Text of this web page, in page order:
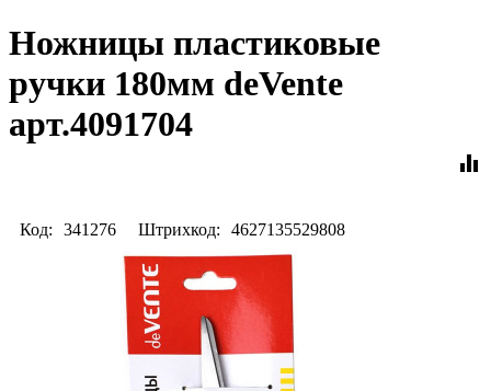
Ножницы пластиковые
ручки 180мм deVente
арт.4091704
equalizer
Код: 341276 Штрихкод: 4627135529808